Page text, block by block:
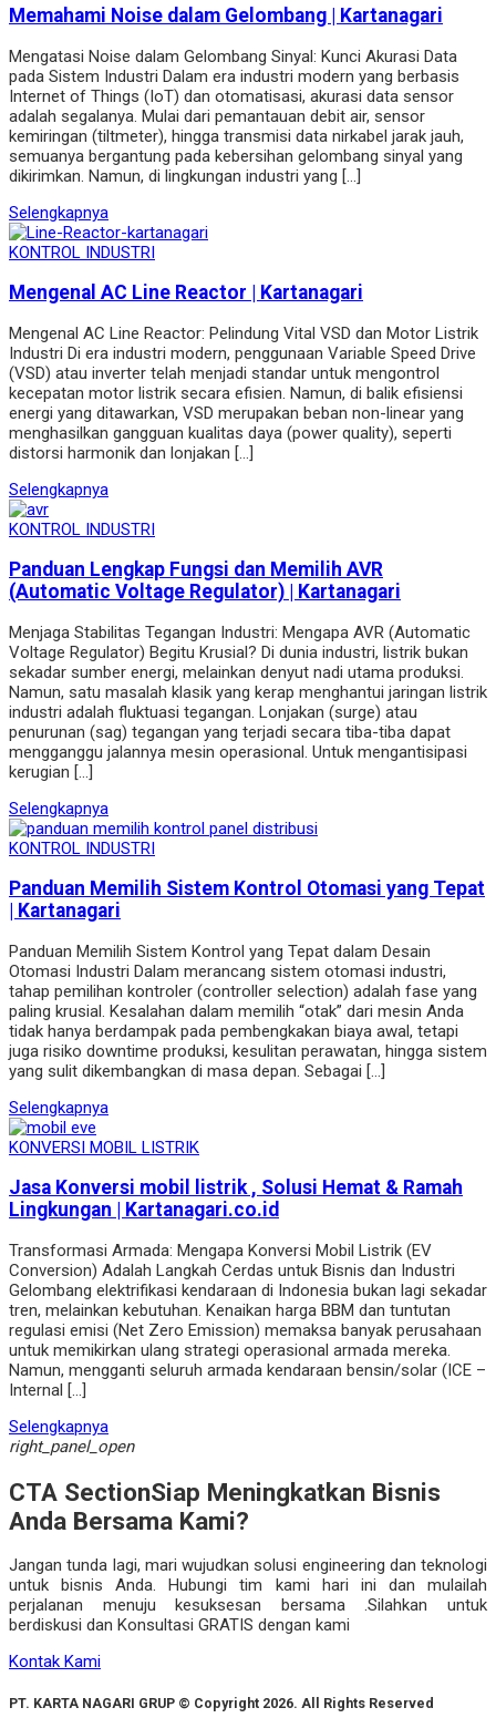
Memahami Noise dalam Gelombang | Kartanagari
Mengatasi Noise dalam Gelombang Sinyal: Kunci Akurasi Data
pada Sistem Industri Dalam era industri modern yang berbasis
Internet of Things (IoT) dan otomatisasi, akurasi data sensor
adalah segalanya. Mulai dari pemantauan debit air, sensor
kemiringan (tiltmeter), hingga transmisi data nirkabel jarak jauh,
semuanya bergantung pada kebersihan gelombang sinyal yang
dikirimkan. Namun, di lingkungan industri yang […]
Selengkapnya
KONTROL INDUSTRI
Mengenal AC Line Reactor | Kartanagari
Mengenal AC Line Reactor: Pelindung Vital VSD dan Motor Listrik
Industri Di era industri modern, penggunaan Variable Speed Drive
(VSD) atau inverter telah menjadi standar untuk mengontrol
kecepatan motor listrik secara efisien. Namun, di balik efisiensi
energi yang ditawarkan, VSD merupakan beban non-linear yang
menghasilkan gangguan kualitas daya (power quality), seperti
distorsi harmonik dan lonjakan […]
Selengkapnya
KONTROL INDUSTRI
Panduan Lengkap Fungsi dan Memilih AVR
(Automatic Voltage Regulator) | Kartanagari
Menjaga Stabilitas Tegangan Industri: Mengapa AVR (Automatic
Voltage Regulator) Begitu Krusial? Di dunia industri, listrik bukan
sekadar sumber energi, melainkan denyut nadi utama produksi.
Namun, satu masalah klasik yang kerap menghantui jaringan listrik
industri adalah fluktuasi tegangan. Lonjakan (surge) atau
penurunan (sag) tegangan yang terjadi secara tiba-tiba dapat
mengganggu jalannya mesin operasional. Untuk mengantisipasi
kerugian […]
Selengkapnya
KONTROL INDUSTRI
Panduan Memilih Sistem Kontrol Otomasi yang Tepat
| Kartanagari
Panduan Memilih Sistem Kontrol yang Tepat dalam Desain
Otomasi Industri Dalam merancang sistem otomasi industri,
tahap pemilihan kontroler (controller selection) adalah fase yang
paling krusial. Kesalahan dalam memilih “otak” dari mesin Anda
tidak hanya berdampak pada pembengkakan biaya awal, tetapi
juga risiko downtime produksi, kesulitan perawatan, hingga sistem
yang sulit dikembangkan di masa depan. Sebagai […]
Selengkapnya
KONVERSI MOBIL LISTRIK
Jasa Konversi mobil listrik , Solusi Hemat & Ramah
Lingkungan | Kartanagari.co.id
Transformasi Armada: Mengapa Konversi Mobil Listrik (EV
Conversion) Adalah Langkah Cerdas untuk Bisnis dan Industri
Gelombang elektrifikasi kendaraan di Indonesia bukan lagi sekadar
tren, melainkan kebutuhan. Kenaikan harga BBM dan tuntutan
regulasi emisi (Net Zero Emission) memaksa banyak perusahaan
untuk memikirkan ulang strategi operasional armada mereka.
Namun, mengganti seluruh armada kendaraan bensin/solar (ICE –
Internal […]
Selengkapnya
right_panel_open
CTA SectionSiap Meningkatkan Bisnis
Anda Bersama Kami?
Jangan tunda lagi, mari wujudkan solusi engineering dan teknologi
untuk bisnis Anda. Hubungi tim kami hari ini dan mulailah
perjalanan menuju kesuksesan bersama .Silahkan untuk
berdiskusi dan Konsultasi GRATIS dengan kami
Kontak Kami
PT. KARTA NAGARI GRUP © Copyright 2026. All Rights Reserved